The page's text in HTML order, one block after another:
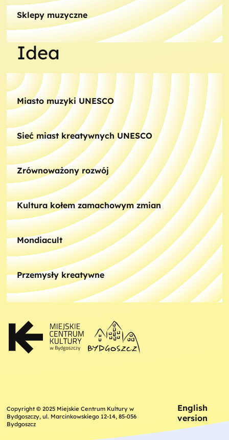
Sklepy muzyczne
Idea
Miasto muzyki UNESCO
Sieć miast kreatywnych UNESCO
Zrównoważony rozwój
Kultura kołem zamachowym zmian
Mondiacult
Przemysły kreatywne
Copyright © 2025 Miejskie Centrum Kultury w
Bydgoszczy, ul. Marcinkowskiego 12-14, 85-056
Bydgoszcz
English
version